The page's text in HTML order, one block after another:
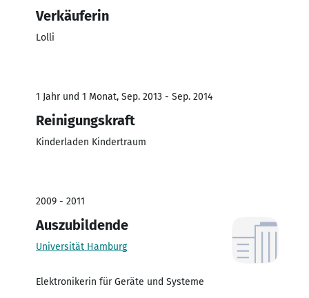
Verkäuferin
Lolli
1 Jahr und 1 Monat, Sep. 2013 - Sep. 2014
Reinigungskraft
Kinderladen Kindertraum
2009 - 2011
Auszubildende
Universität Hamburg
Elektronikerin für Geräte und Systeme